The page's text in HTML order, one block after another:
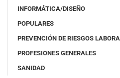
INFORMÁTICA/DISEÑO
POPULARES
PREVENCIÓN DE RIESGOS
PROFESIONES GENERALES
SANIDAD